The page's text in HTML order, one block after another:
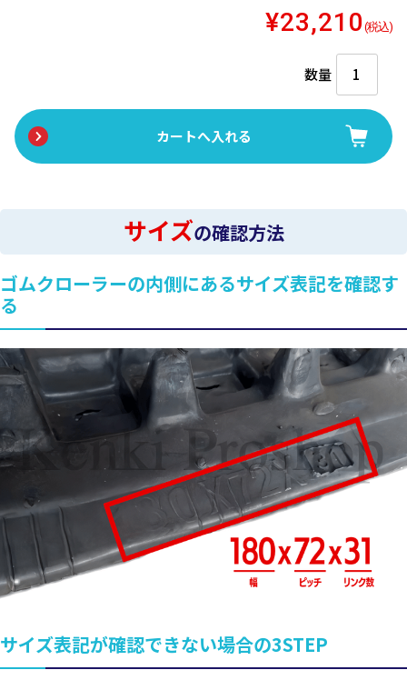
¥23,210 (税込)
数量
サイズの確認方法
ゴムクローラーの内側にあるサイズ表記を確認す
る
サイズ表記が確認できない場合の3STEP